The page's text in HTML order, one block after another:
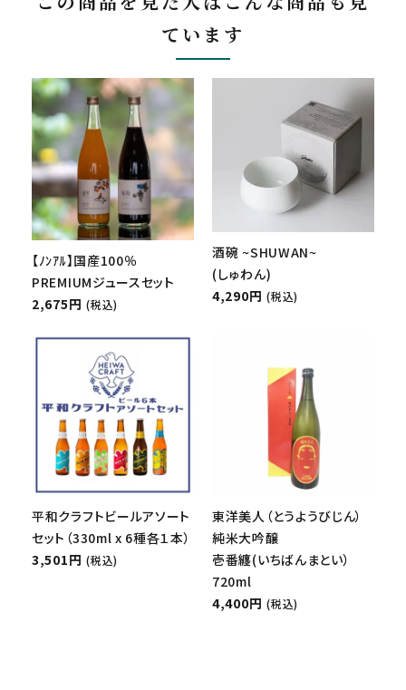
ています
【ﾉﾝｱﾙ】国産100％
PREMIUMジュースセット
2,675円 (税込)
酒碗 ~SHUWAN~
(しゅわん)
4,290円 (税込)
平和クラフトビールアソート
セット（330ml x 6種各１本）
3,501円 (税込)
東洋美人（とうようびじん）
純米大吟醸
壱番纏(いちばんまとい）
720ml
4,400円 (税込)